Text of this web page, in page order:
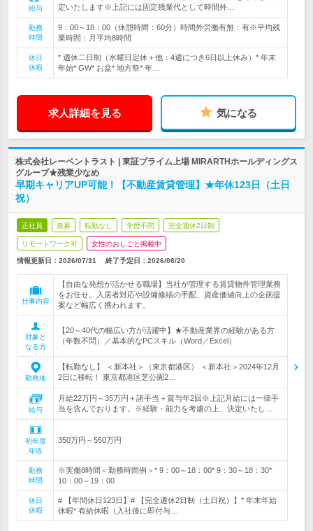
給与
定いたします※上記には固定残業代として時間外…
勤務
時間
9：00～18：00（休憩時間：60分）時間外労働有無：有※平均残
業時間：月平均8時間
休日
休暇
* 週休二日制（水曜日定休＋他：4週につき6日以上休み）* 年末
年始* GW* お盆* 地方祭* 年…
求人詳細を見る 気になる
株式会社レーベントラスト | 東証プライム上場 MIRARTHホールディングス
グループ★残業少なめ
早期キャリアUP可能！【不動産賃貸管理】★年休123日（土日
祝）
正社員 急募 転勤なし 学歴不問 完全週休2日制
リモートワーク可 女性のおしごと掲載中
情報更新日：2026/07/31 終了予定日： 2026/08/20
仕事内容
【自由な発想が活かせる職場】当社が管理する賃貸物件管理業務
をお任せ。入居者対応や設備修繕の手配、資産価値向上の企画提
案など幅広く携われます。
対象と
なる方
【20～40代の幅広い方が活躍中】★不動産業界の経験がある方
（年数不問）／基本的なPCスキル（Word／Excel）
勤務地
【転勤なし】 ＜新本社＞（東京都港区） ＜新本社＞2024年12月
2日に移転！ 東京都港区芝公園2…
給与
月給22万円～35万円＋諸手当＋賞与年2回※上記月給には一律手
当を含んでおります。※経験・能力を考慮の上、決定いたし…
初年度
年収
350万円～550万円
勤務
時間
※実働8時間＜勤務時間例＞* 9：00～18：00* 9：30～18：30*
10：00～19：00
休日
休暇
# 【年間休日123日】# 【完全週休2日制（土日祝）】* 年末年始
休暇* 有給休暇（入社後に即付与…